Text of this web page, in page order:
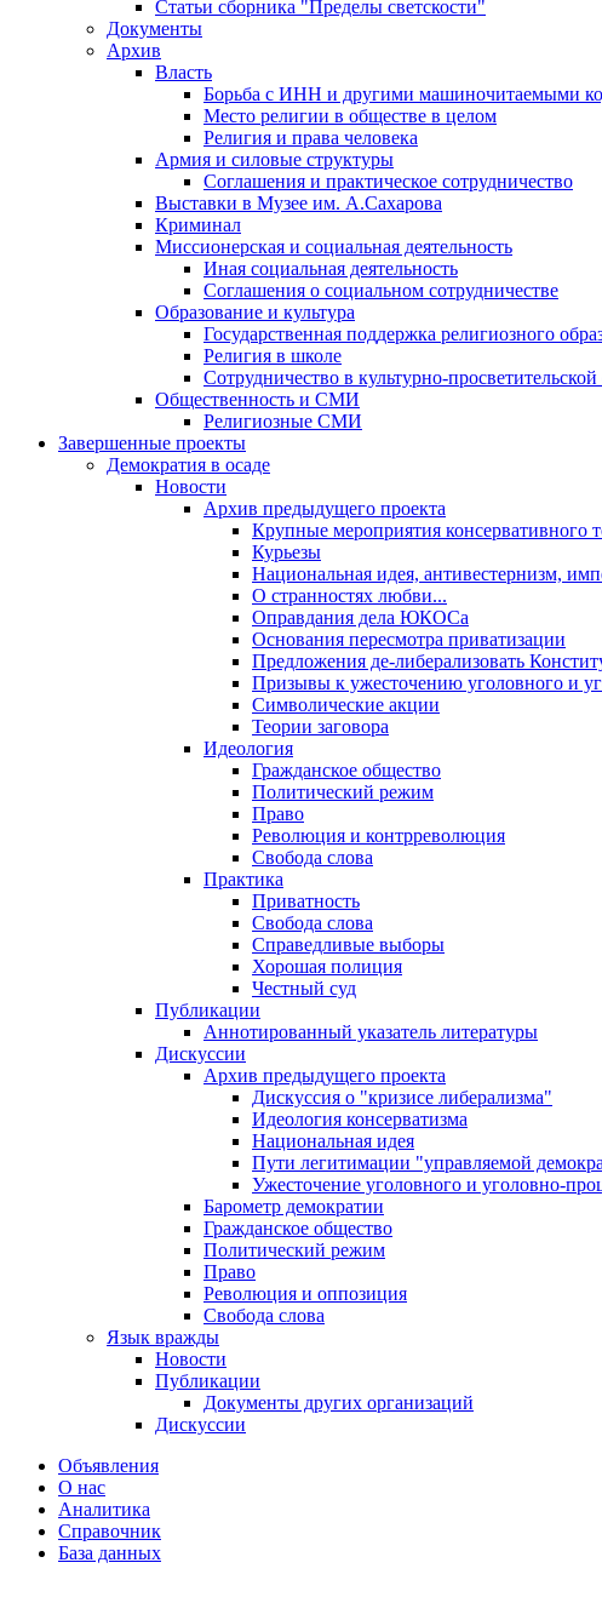
Статьи сборника "Пределы светскости"
Документы
Архив
Власть
Борьба с ИНН и другими машиночитаемыми
Место религии в обществе в целом
Религия и права человека
Армия и силовые структуры
Соглашения и практическое сотрудничество
Выставки в Музее им. А.Сахарова
Криминал
Миссионерская и социальная деятельность
Иная социальная деятельность
Соглашения о социальном сотрудничестве
Образование и культура
Государственная поддержка религиозного
Религия в школе
Сотрудничество в культурно-просветительской
Общественность и СМИ
Религиозные СМИ
Завершенные проекты
Демократия в осаде
Новости
Архив предыдущего проекта
Крупные мероприятия консервативного
Курьезы
Национальная идея, антивестернизм,
О странностях любви...
Оправдания дела ЮКОСа
Основания пересмотра приватизации
Предложения де-либерализовать
Призывы к ужесточению уголовного и
Символические акции
Теории заговора
Идеология
Гражданское общество
Политический режим
Право
Революция и контрреволюция
Свобода слова
Практика
Приватность
Свобода слова
Справедливые выборы
Хорошая полиция
Честный суд
Публикации
Аннотированный указатель литературы
Дискуссии
Архив предыдущего проекта
Дискуссия о "кризисе либерализма"
Идеология консерватизма
Национальная идея
Пути легитимации "управляемой
Ужесточение уголовного и уголовно-
Барометр демократии
Гражданское общество
Политический режим
Право
Революция и оппозиция
Свобода слова
Язык вражды
Новости
Публикации
Документы других организаций
Дискуссии
Объявления
О нас
Аналитика
Справочник
База данных